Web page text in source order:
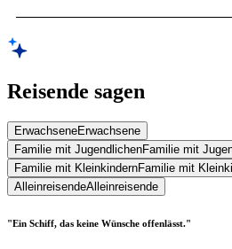
Reisende sagen
ErwachseneErwachsene
Familie mit JugendlichenFamilie mit
Familie mit KleinkindernFamilie mit
AlleinreisendeAlleinreisende
"Ein Schiff, das keine Wünsche offenlässt."